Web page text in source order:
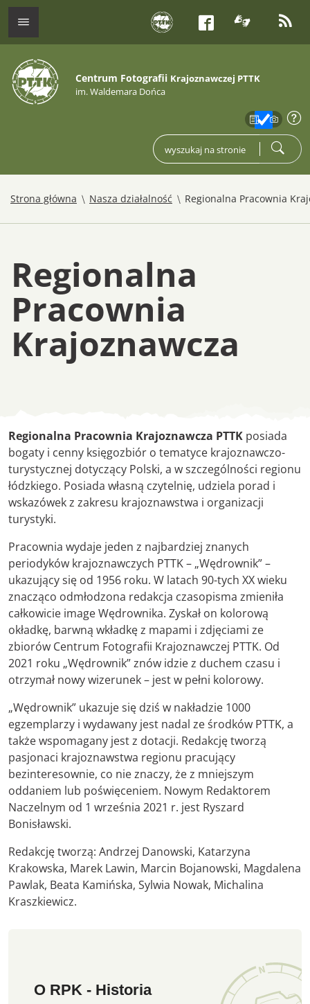
menu
Facebook
tłumacz
Centrum Fotografii Krajoznawczej PTTK
im. Waldemara Dońca
szukaj
Strona główna /
Nasza działalność /
Regionalna Pracownia
Regionalna
Pracownia
Krajoznawcza
Regionalna
Regionalna Pracownia Krajoznawcza PTTK posiada
bogaty i cenny księgozbiór o tematyce krajoznawczo-
turystycznej dotyczący Polski, a w szczególności regionu
łódzkiego. Posiada własną czytelnię, udziela porad i
wskazówek z zakresu krajoznawstwa i organizacji
turystyki.
Pracownia wydaje jeden z najbardziej znanych
periodyków krajoznawczych PTTK – „Wędrownik” –
ukazujący się od 1956 roku. W latach 90-tych XX wieku
znacząco odmłodzona redakcja czasopisma zmieniła
całkowicie image Wędrownika. Zyskał on kolorową
okładkę, barwną wkładkę z mapami i zdjęciami ze
zbiorów Centrum Fotografii Krajoznawczej PTTK. Od
2021 roku „Wędrownik” znów idzie z duchem czasu i
otrzymał nowy wizerunek – jest w pełni kolorowy.
„Wędrownik” ukazuje się dziś w nakładzie 1000
egzemplarzy i wydawany jest nadal ze środków PTTK, a
także wspomagany jest z dotacji. Redakcję tworzą
pasjonaci krajoznawstwa regionu pracujący
bezinteresownie, co nie znaczy, że z mniejszym
oddaniem lub poświęceniem. Nowym Redaktorem
Naczelnym od 1 września 2021 r. jest Ryszard
Bonisławski.
Redakcję tworzą: Andrzej Danowski, Katarzyna
Krakowska, Marek Lawin, Marcin Bojanowski, Magdalena
Pawlak, Beata Kamińska, Sylwia Nowak, Michalina
Kraszkiewicz.
O RPK - Historia